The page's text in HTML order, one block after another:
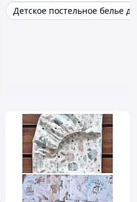
Детское постельное белье